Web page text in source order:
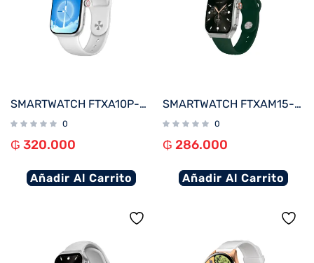
SMARTWATCH FTXA10P-SVW 48MM PLATA/GRIS ANDROID/IOS/BT/FREC. CARD
0
₲ 320.000
Añadir Al Carrito
SMARTWATCH FTXAM15-SVGRE 51MM PLATA/VERDE ANDROID/IOS/BT/FREC. CARD
0
₲ 286.000
Añadir Al Carrito